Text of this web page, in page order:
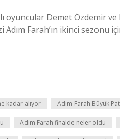
oyuncular Demet Özdemir
Farah’ın ikinci sezonu
kadar alıyor Adım Farah Büyük
Adım Farah finalde neler oldu